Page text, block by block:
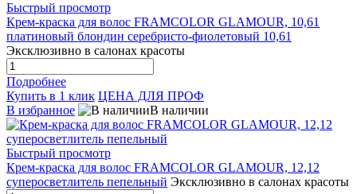
Быстрый просмотр
Крем-краска для волос FRAMCOLOR GLAMOUR, 10,61
платиновый блондин серебристо-фиолетовый 10,61
Эксклюзивно в салонах красоты
Подробнее
Купить в 1 клик ЦЕНА ДЛЯ ПРОФ
В избранное
В наличии
Быстрый просмотр
Крем-краска для волос FRAMCOLOR GLAMOUR, 12,12
суперосветлитель пепельный Эксклюзивно в салонах красоты